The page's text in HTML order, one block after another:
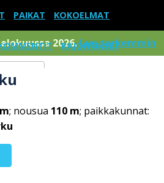
PAIKAT KOKOELMAT
RAJOITUKSET
2026.Lue tarkemmin
; nousua 110 m; paikkakunnat: